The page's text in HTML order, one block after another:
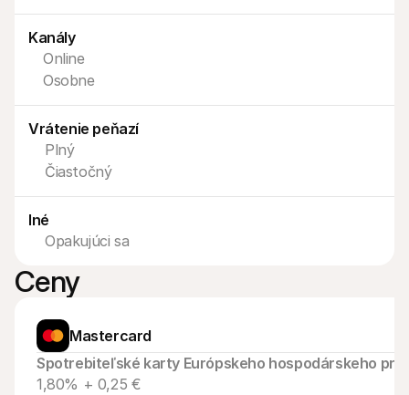
Kanály
Online
Osobne
Vrátenie peňazí
Plný
Čiastočný
Iné
Opakujúci sa
Ceny
Mastercard
Spotrebiteľské karty Európskeho hospodárskeho
1,80% + 0,25 €
Zobraziť naše ceny
O nás
Zistite viac o našom príbehu a
Mollie
Kariéra
Príďte pracovať k nám - hľadáme
nových zamestnancov!
Zistite, prečo sa Mollie objavila vo vašom bankovom výpise
Pre zákazníkov Mollie
Kontaktujte náš tím zákazníckej podpory
Zistite, ako môžeme pomôcť vašej firme